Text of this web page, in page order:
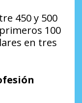
450 y 500
100
en tres